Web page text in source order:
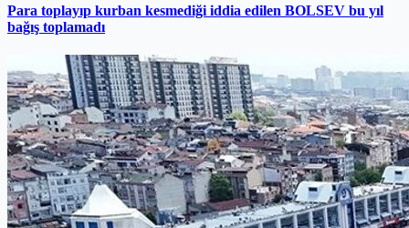
Para toplayıp kurban kesmediği iddia edilen BOLSEV bu yıl
bağış toplamadı